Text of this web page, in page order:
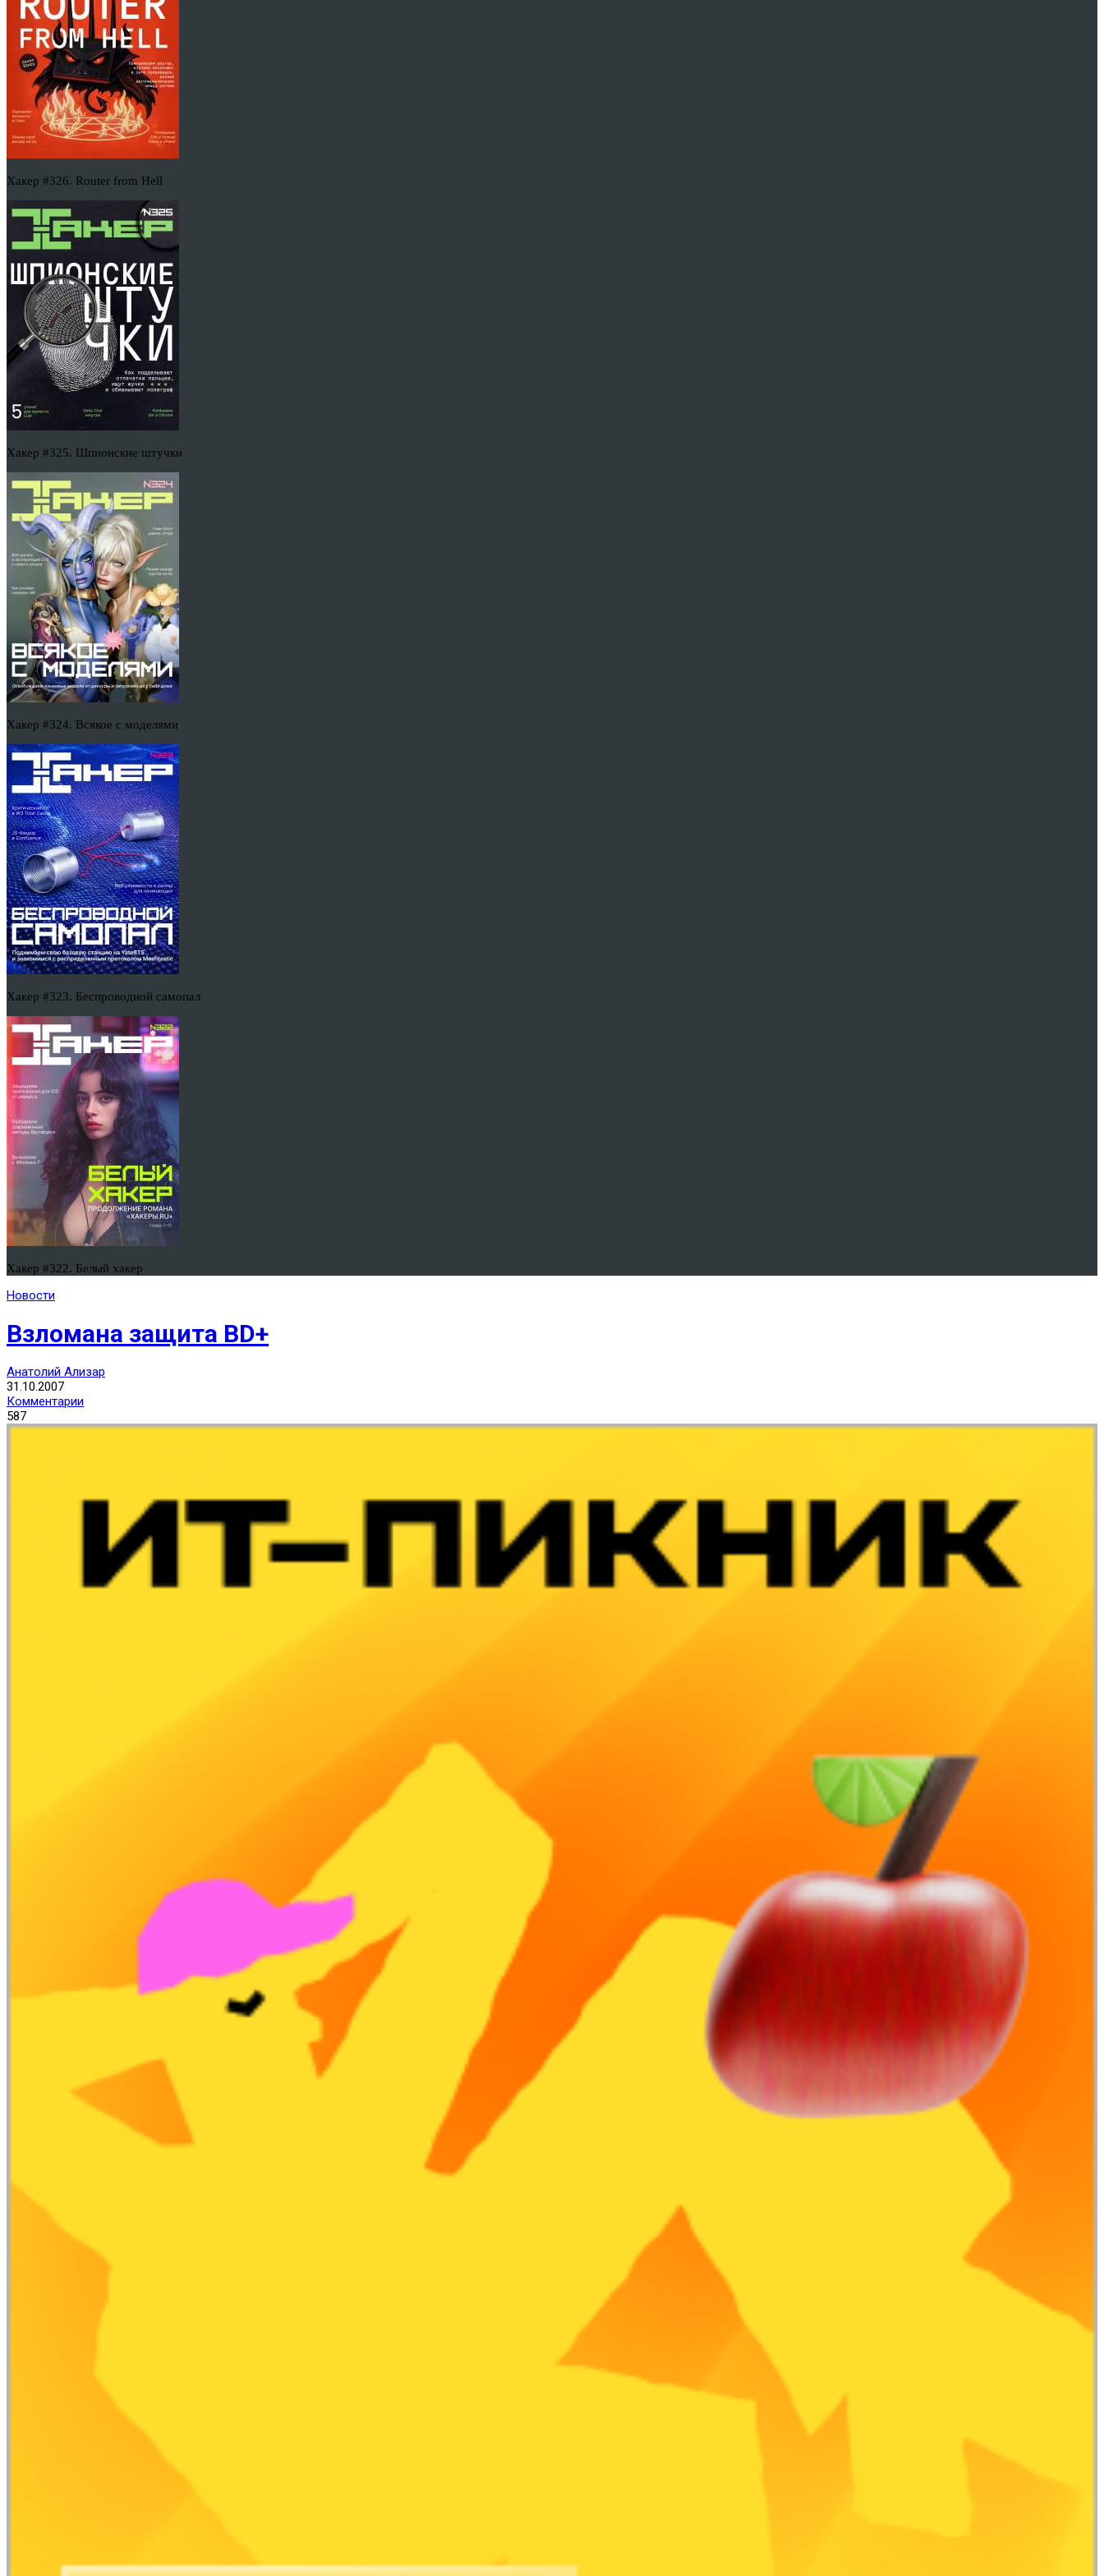
Хакер #326. Router from Hell
Хакер #325. Шпионские штучки
Хакер #324. Всякое с моделями
Хакер #323. Беспроводной самопал
Хакер #322. Белый хакер
Новости
Взломана защита BD+
Анатолий Ализар
31.10.2007
Комментарии
587